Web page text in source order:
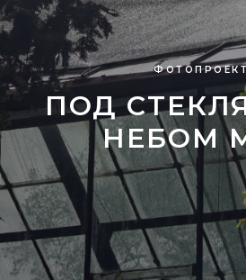
ФОТОПРОЕКТ
ПОД
НЕБОМ